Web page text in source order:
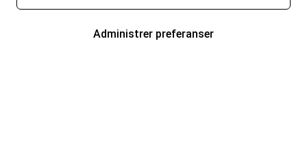
Administrer preferanser